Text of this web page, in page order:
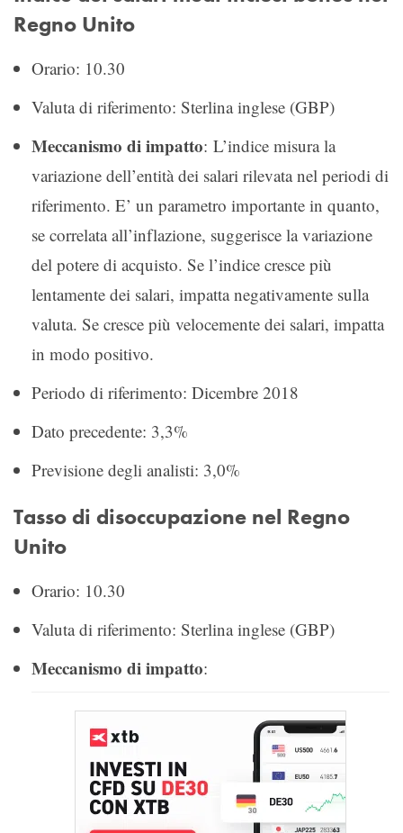
Regno Unito
Orario: 10.30
Valuta di riferimento: Sterlina inglese (GBP)
Meccanismo di impatto: L’indice misura la
variazione dell’entità dei salari rilevata nel periodi di
riferimento. E’ un parametro importante in quanto,
se correlata all’inflazione, suggerisce la variazione
del potere di acquisto. Se l’indice cresce più
lentamente dei salari, impatta negativamente sulla
valuta. Se cresce più velocemente dei salari, impatta
in modo positivo.
Periodo di riferimento: Dicembre 2018
Dato precedente: 3,3%
Previsione degli analisti: 3,0%
Tasso di disoccupazione nel Regno
Unito
Orario: 10.30
Valuta di riferimento: Sterlina inglese (GBP)
Meccanismo di impatto: